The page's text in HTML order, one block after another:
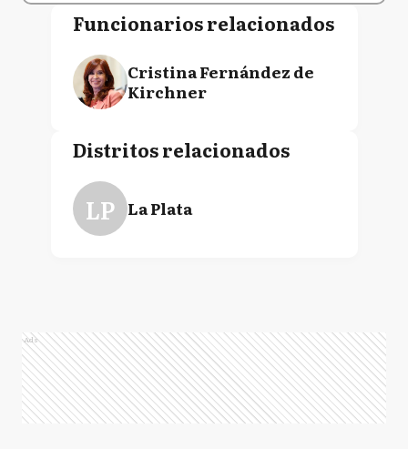
Funcionarios relacionados
Cristina Fernández de
Kirchner
Distritos relacionados
LP La Plata
Ads